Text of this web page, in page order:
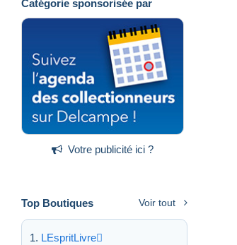
Catégorie sponsorisée par
Votre publicité ici ?
Top Boutiques Voir tout
LEspritLivre